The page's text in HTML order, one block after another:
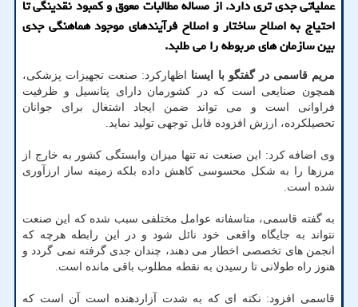
عملیاتی جدی تری دارد. از مساله مطالبات معوق و کمبود نقدینگی تا
احتیاج به اصلاح ساختار و اصلاح فرآیندهای موجود هماهنگی جدی
بین سازمان های مربوطه را می طلبد.
مریم قاسمی در گفتگو با ایسنا اظهارکرد: صنعت تجهیزات پزشکی،
همچون صنایعی است که در کشورمان دارای پتانسیل و ظرفیت
فراوانی است و می تواند ضمن ایجاد اشتغال برای جوانان
تحصیلکرده، ارزش افزوده قابل توجهی تولید نماید.
وی اضافه کرد: این صنعت نه تنها میزان وابستگی کشور به خارج از
مرزها را به شکل محسوسی کاهش داده بلکه زمینه ساز ارزآوری
شده است.
به گفته قاسمی، متاسفانه عوامل مختلفی سبب شده که این صنعت
نتواند به جایگاه واقعی خود نائل شود و در این رابطه هرچه که
انجمن های تخصصی اخطار می دهند، چندان جدی گرفته نمی گردد و
هنوز راه طولانی تا رسیدن به نقطه مطلوب باقی مانده است.
قاسمی افزود: نکته ای که به شدت آزاردهنده است آن است که